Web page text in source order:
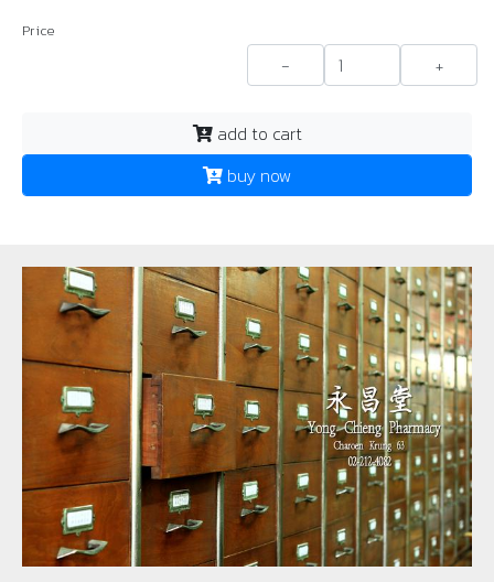
Price
- +
add to cart
buy now